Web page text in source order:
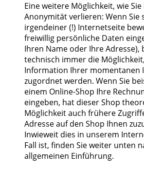
Eine weitere Möglichkeit, wie
Anonymität verlieren: Wenn Sie
irgendeiner (!) Internetseite
freiwillig persönliche Daten
Ihren Name oder Ihre Adresse),
technisch immer die
Information Ihrer momentanen
zugordnet werden. Wenn Sie
einem Online-Shop Ihre
eingeben, hat dieser Shop
Möglichkeit auch frühere
Adresse auf den Shop Ihnen
Inwieweit dies in unserem
Fall ist, finden Sie weiter unten
allgemeinen Einführung.